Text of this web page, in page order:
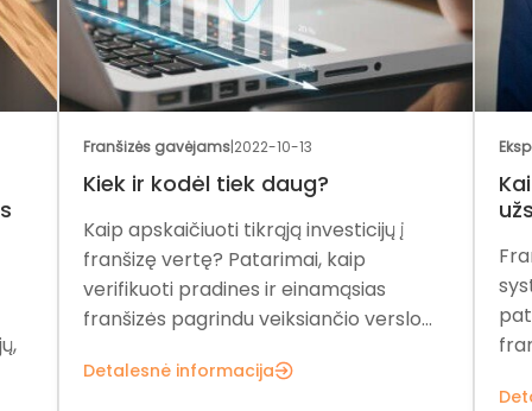
Franšizės gavėjams|2022-10-13
Kiek ir kodėl tiek daug?
Kaip apskaičiuoti tikrąją investicijų į
franšizę vertę? Patarimai, kaip
verifikuoti pradines ir einamąsias
franšizės pagrindu veiksiančio verslo...
Detalesnė informacija